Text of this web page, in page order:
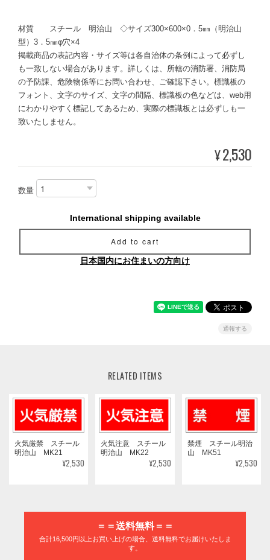
材質 スチール 明治山 ◇サイズ300×600×0．5㎜（明治山
型）3．5㎜φ穴×4
掲載商品の表記内容・サイズ等は各自治体の条例によって必ずし
も一致しない場合があります。詳しくは、所轄の消防署、消防局
の予防課、危険物係等にお問い合わせ、ご確認下さい。標識板の
フォント、文字のサイズ、文字の間隔、標識板の色などは、web用
にわかりやすく標記してあるため、実際の標識板とは必ずしも一
致いたしません。
¥2,530
数量
International shipping available
Add to cart
日本国内にお住まいの方向け
通報する
RELATED ITEMS
火気厳禁 スチール
明治山 MK21
¥2,530
火気注意 スチール
明治山 MK22
¥2,530
禁煙 スチール明治
山 MK51
¥2,530
＝＝送料無料＝＝
合計16,500円以上お買い上げの場合、送料無料でお届けいたしま
す。